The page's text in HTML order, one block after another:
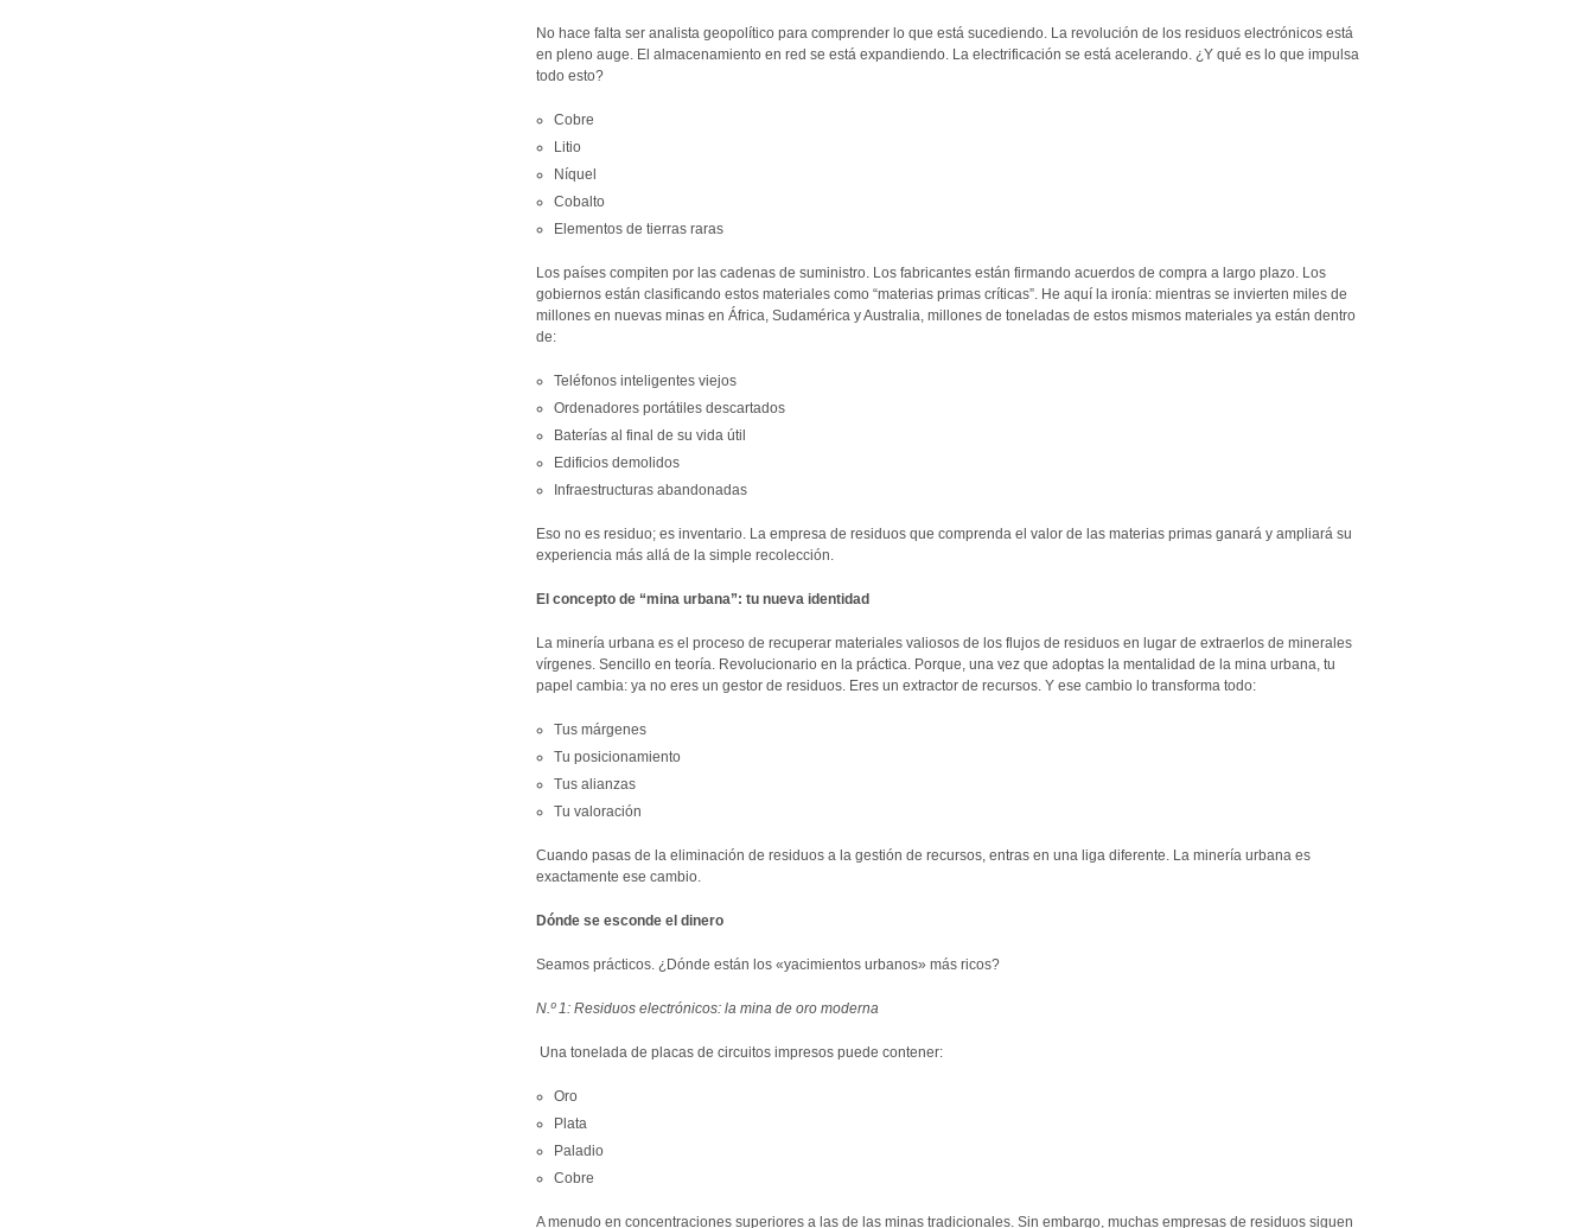
No hace falta ser analista geopolítico para comprender lo que está sucediendo. La revolución de los residuos electrónicos está
en pleno auge. El almacenamiento en red se está expandiendo. La electrificación se está acelerando. ¿Y qué es lo que impulsa
todo esto?
Cobre
Litio
Níquel
Cobalto
Elementos de tierras raras
Los países compiten por las cadenas de suministro. Los fabricantes están firmando acuerdos de compra a largo plazo. Los
gobiernos están clasificando estos materiales como “materias primas críticas”. He aquí la ironía: mientras se invierten miles de
millones en nuevas minas en África, Sudamérica y Australia, millones de toneladas de estos mismos materiales ya están dentro
de:
Teléfonos inteligentes viejos
Ordenadores portátiles descartados
Baterías al final de su vida útil
Edificios demolidos
Infraestructuras abandonadas
Eso no es residuo; es inventario. La empresa de residuos que comprenda el valor de las materias primas ganará y ampliará su
experiencia más allá de la simple recolección.
El concepto de “mina urbana”: tu nueva identidad
La minería urbana es el proceso de recuperar materiales valiosos de los flujos de residuos en lugar de extraerlos de minerales
vírgenes. Sencillo en teoría. Revolucionario en la práctica. Porque, una vez que adoptas la mentalidad de la mina urbana, tu
papel cambia: ya no eres un gestor de residuos. Eres un extractor de recursos. Y ese cambio lo transforma todo:
Tus márgenes
Tu posicionamiento
Tus alianzas
Tu valoración
Cuando pasas de la eliminación de residuos a la gestión de recursos, entras en una liga diferente. La minería urbana es
exactamente ese cambio.
Dónde se esconde el dinero
Seamos prácticos. ¿Dónde están los «yacimientos urbanos» más ricos?
N.º 1: Residuos electrónicos: la mina de oro moderna
Una tonelada de placas de circuitos impresos puede contener:
Oro
Plata
Paladio
Cobre
A menudo en concentraciones superiores a las de las minas tradicionales. Sin embargo, muchas empresas de residuos siguen